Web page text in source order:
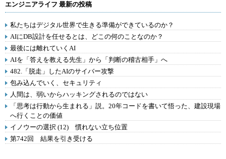
エンジニアライフ 最新の投稿
私たちはデジタル世界で生きる準備ができているのか？
AIにDB設計を任せるとは、どこの何のことなのか？
最後には離れていくAI
AIを「答えを教える先生」から「判断の稽古相手」へ
482.「脱走」したAIのサイバー攻撃
包み込んでいく、セキュリティ
人間は、弱いからハッキングされるのではない
「思考は行動から生まれる」説。20年コードを書いて悟った、建設現場
へ行くことの価値
イノウーの選択 (12) 慣れない立ち位置
第742回 結果を引き受ける